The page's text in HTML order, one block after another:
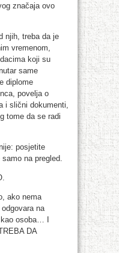
značaja ovo
njih, treba da je
vremenom,
koji su
same
diplome
povelja o
i slični dokumenti,
tome da se radi
posjetite
na pregled.
ako nema
na
osoba… I
DA